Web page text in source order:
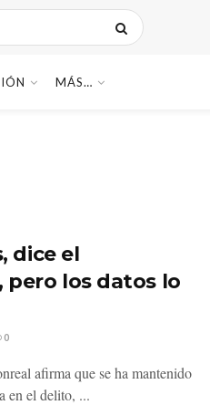
MÁS…
dice el
los datos lo
0
afirma que se ha mantenido
en el delito, ...